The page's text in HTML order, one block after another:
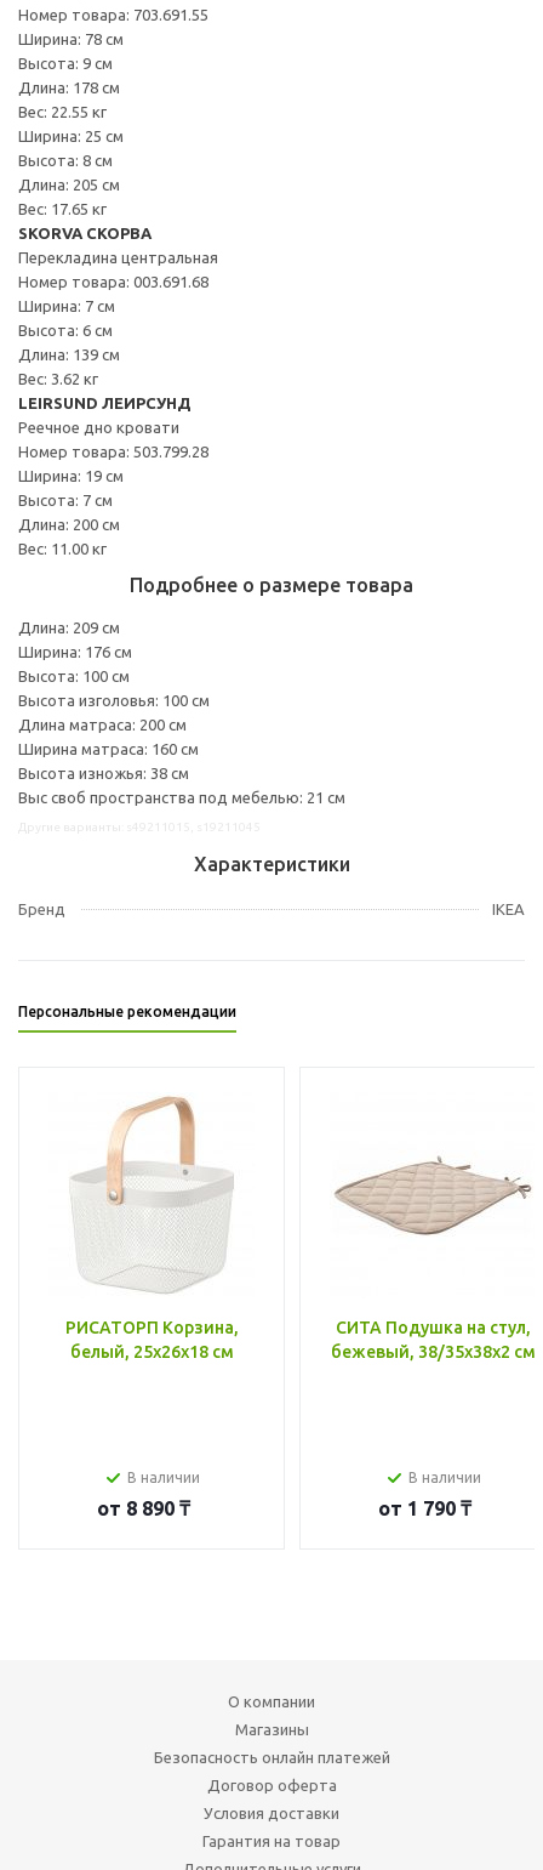
Номер товара: 703.691.55
Ширина: 78 см
Высота: 9 см
Длина: 178 см
Вес: 22.55 кг
Ширина: 25 см
Высота: 8 см
Длина: 205 см
Вес: 17.65 кг
SKORVA СКОРВА
Перекладина центральная
Номер товара: 003.691.68
Ширина: 7 см
Высота: 6 см
Длина: 139 см
Вес: 3.62 кг
LEIRSUND ЛЕИРСУНД
Реечное дно кровати
Номер товара: 503.799.28
Ширина: 19 см
Высота: 7 см
Длина: 200 см
Вес: 11.00 кг
Подробнее о размере товара
Длина: 209 см
Ширина: 176 см
Высота: 100 см
Высота изголовья: 100 см
Длина матраса: 200 см
Ширина матраса: 160 см
Высота изножья: 38 см
Выс своб пространства под мебелью: 21 см
Характеристики
Бренд IKEA
Персональные рекомендации
РИСАТОРП Корзина,
белый, 25x26x18 см
В наличии
от 8 890 ₸
СИТА Подушка на стул,
бежевый, 38/35x38x2 см
В наличии
от 1 790 ₸
О компании
Магазины
Безопасность онлайн платежей
Договор оферта
Условия доставки
Гарантия на товар